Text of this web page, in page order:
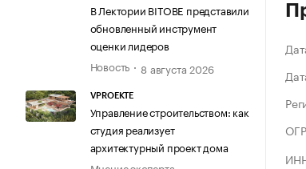
В Лектории BITOBE представили
обновленный инструмент
оценки лидеров
Новость
8 августа 2026
VPROEKTE
Управление строительством: как
студия реализует
архитектурный проект дома